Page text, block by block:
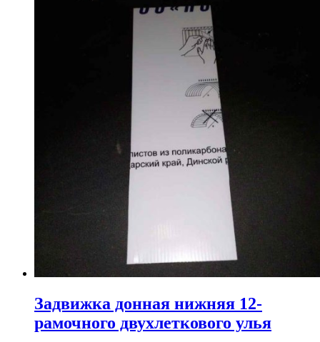
Задвижка донная нижняя 12-
рамочного двухлеткового улья